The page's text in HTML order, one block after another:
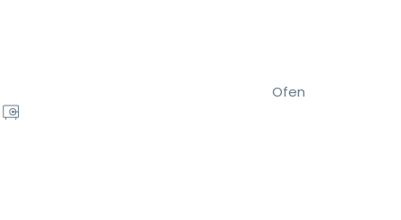
Ofen